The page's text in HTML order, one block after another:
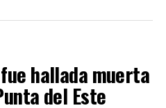
del sismo.
muestran
y pilas de escombros; en
se vino abajo sobre
envuelta en polvo. En
hallada muerta
del Este